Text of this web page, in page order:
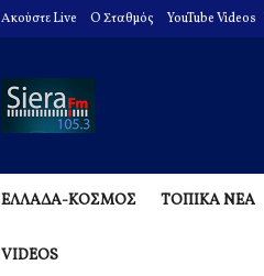
Ακούστε Live O Σταθμός YouTube Videos
ΕΛΛΑΔΑ-ΚΟΣΜΟΣ ΤΟΠΙΚΑ ΝΕΑ
VIDEOS